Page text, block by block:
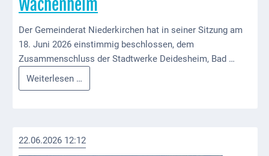
Telekommunikation
Post
Mobilität
Wasser-
Defibrillatoren
Wachenheim
Der Gemeinderat Niederkirchen hat in seiner Sitzung am
18. Juni 2026 einstimmig beschlossen, dem
Zusammenschluss der Stadtwerke Deidesheim, Bad …
Weiterlesen …
Stadtwerke
Stadtwerken
Dürkheim
22.06.2026 12:12